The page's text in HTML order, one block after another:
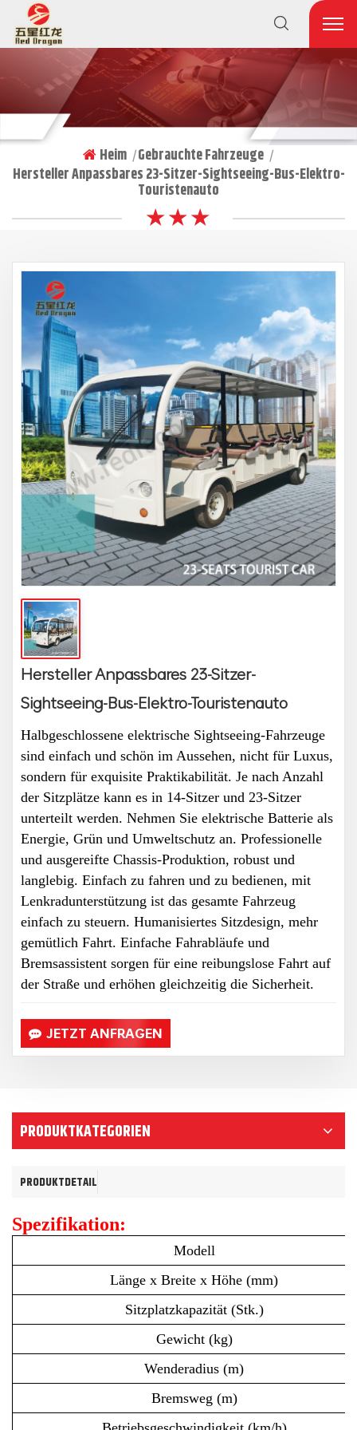
Heim | Gebrauchte Fahrzeuge |
Hersteller Anpassbares 23-Sitzer-Sightseeing-Bus-Elektro-
Touristenauto
★ ★ ★
Hersteller Anpassbares 23-Sitzer-
Sightseeing-Bus-Elektro-Touristenauto
Halbgeschlossene elektrische Sightseeing-Fahrzeuge
sind einfach und schön im Aussehen, nicht für Luxus,
sondern für exquisite Praktikabilität. Je nach Anzahl
der Sitzplätze kann es in 14-Sitzer und 23-Sitzer
unterteilt werden. Nehmen Sie elektrische Batterie als
Energie, Grün und Umweltschutz an. Professionelle
und ausgereifte Chassis-Produktion, robust und
langlebig. Einfach zu fahren und zu bedienen, mit
Lenkradunterstützung ist das gesamte Fahrzeug
einfach zu steuern. Humanisiertes Sitzdesign, mehr
gemütlich Fahrt. Einfache Fahrabläufe und
Bremsassistent sorgen für eine reibungslose Fahrt auf
der Straße und erhöhen gleichzeitig die Sicherheit.
JETZT ANFRAGEN
PRODUKTKATEGORIEN
PRODUKTDETAIL
Spezifikation:
Modell
Länge x Breite x Höhe (mm)
Sitzplatzkapazität (Stk.)
Gewicht (kg)
Wenderadius (m)
Bremsweg (m)